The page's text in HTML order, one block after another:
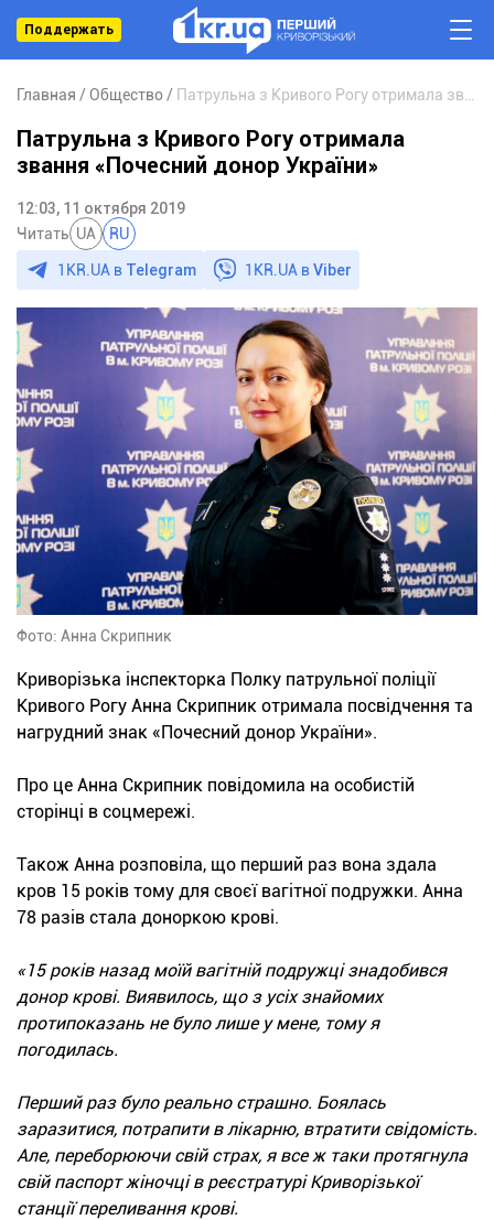
Поддержать
Главная Общество
Патрульна з Кривого Рогу отримала
звання «Почесний донор України»
12:03, 11 октября 2019
Читать UA RU
1KR.UA в Telegram 1KR.UA вViber
Фото: Анна Скрипник
Криворізька інспекторка Полку патрульної поліції
Кривого Рогу Анна Скрипник отримала посвідчення та
нагрудний знак «Почесний донор України».
Про це Анна Скрипник повідомила на особистій
сторінці в соцмережі.
Також Анна розповіла, що перший раз вона здала
кров 15 років тому для своєї вагітної подружки. Анна
78 разів стала доноркою крові.
«15 років назад моїй вагітній подружці знадобився
донор крові. Виявилось, що з усіх знайомих
протипоказань не було лише у мене, тому я
погодилась.
Перший раз було реально страшно. Боялась
заразитися, потрапити в лікарню, втратити свідомість.
Але, переборюючи свій страх, я все ж таки протягнула
свій паспорт жіночці в реєстратурі Криворізької
станції переливання крові.